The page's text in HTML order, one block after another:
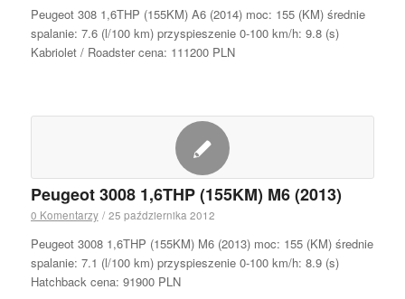
Peugeot 308 1,6THP (155KM) A6 (2014) moc: 155 (KM) średnie
spalanie: 7.6 (l/100 km) przyspieszenie 0-100 km/h: 9.8 (s)
Kabriolet / Roadster cena: 111200 PLN
Peugeot 3008 1,6THP (155KM) M6 (2013)
0 Komentarzy / 25 października 2012
Peugeot 3008 1,6THP (155KM) M6 (2013) moc: 155 (KM) średnie
spalanie: 7.1 (l/100 km) przyspieszenie 0-100 km/h: 8.9 (s)
Hatchback cena: 91900 PLN